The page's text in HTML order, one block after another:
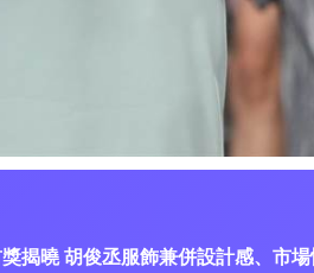
揭曉 胡俊丞服飾兼併設計感、市